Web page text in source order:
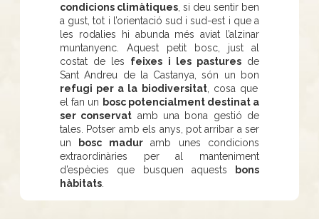
condicions climàtiques , si deu sentir ben
a gust, tot i l’orientació sud i sud-est i que a
les rodalies hi abunda més aviat l’alzinar
muntanyenc. Aquest petit bosc, just al
costat de les feixes i les pasturesde
Sant Andreu de la Castanya, són un bon
refugi per a la biodiversitat, cosa que
el fan un bosc potencialment destinat a
ser conservat amb una bona gestió de
tales. Potser amb els anys, pot arribar a ser
un
bosc maduramb unes condicions
extraordinàries per al manteniment
d’espècies que busquen aquests
bons
hàbitats